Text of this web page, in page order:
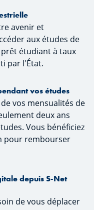
avenir et
aux études de
étudiant à taux
par l'État.
vos études
vos mensualités de
deux ans
Vous bénéficiez
pour rembourser
depuis S-Net
de vous déplacer